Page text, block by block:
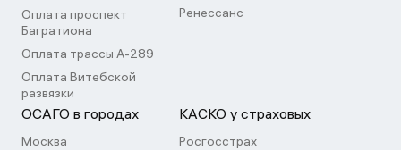
Оплата проспект
Багратиона
Оплата трассы А-289
Оплата Витебской
развязки
Ренессанс
ОСАГО в городах
Москва
КАСКО у страховых
Росгосстрах